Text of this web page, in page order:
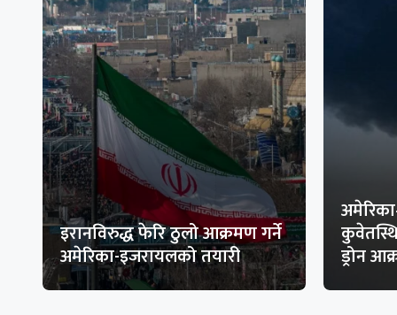
इरानविरुद्ध फेरि ठुलो आक्रमण गर्ने
अमेरिका-इजरायलको तयारी ड्रोन